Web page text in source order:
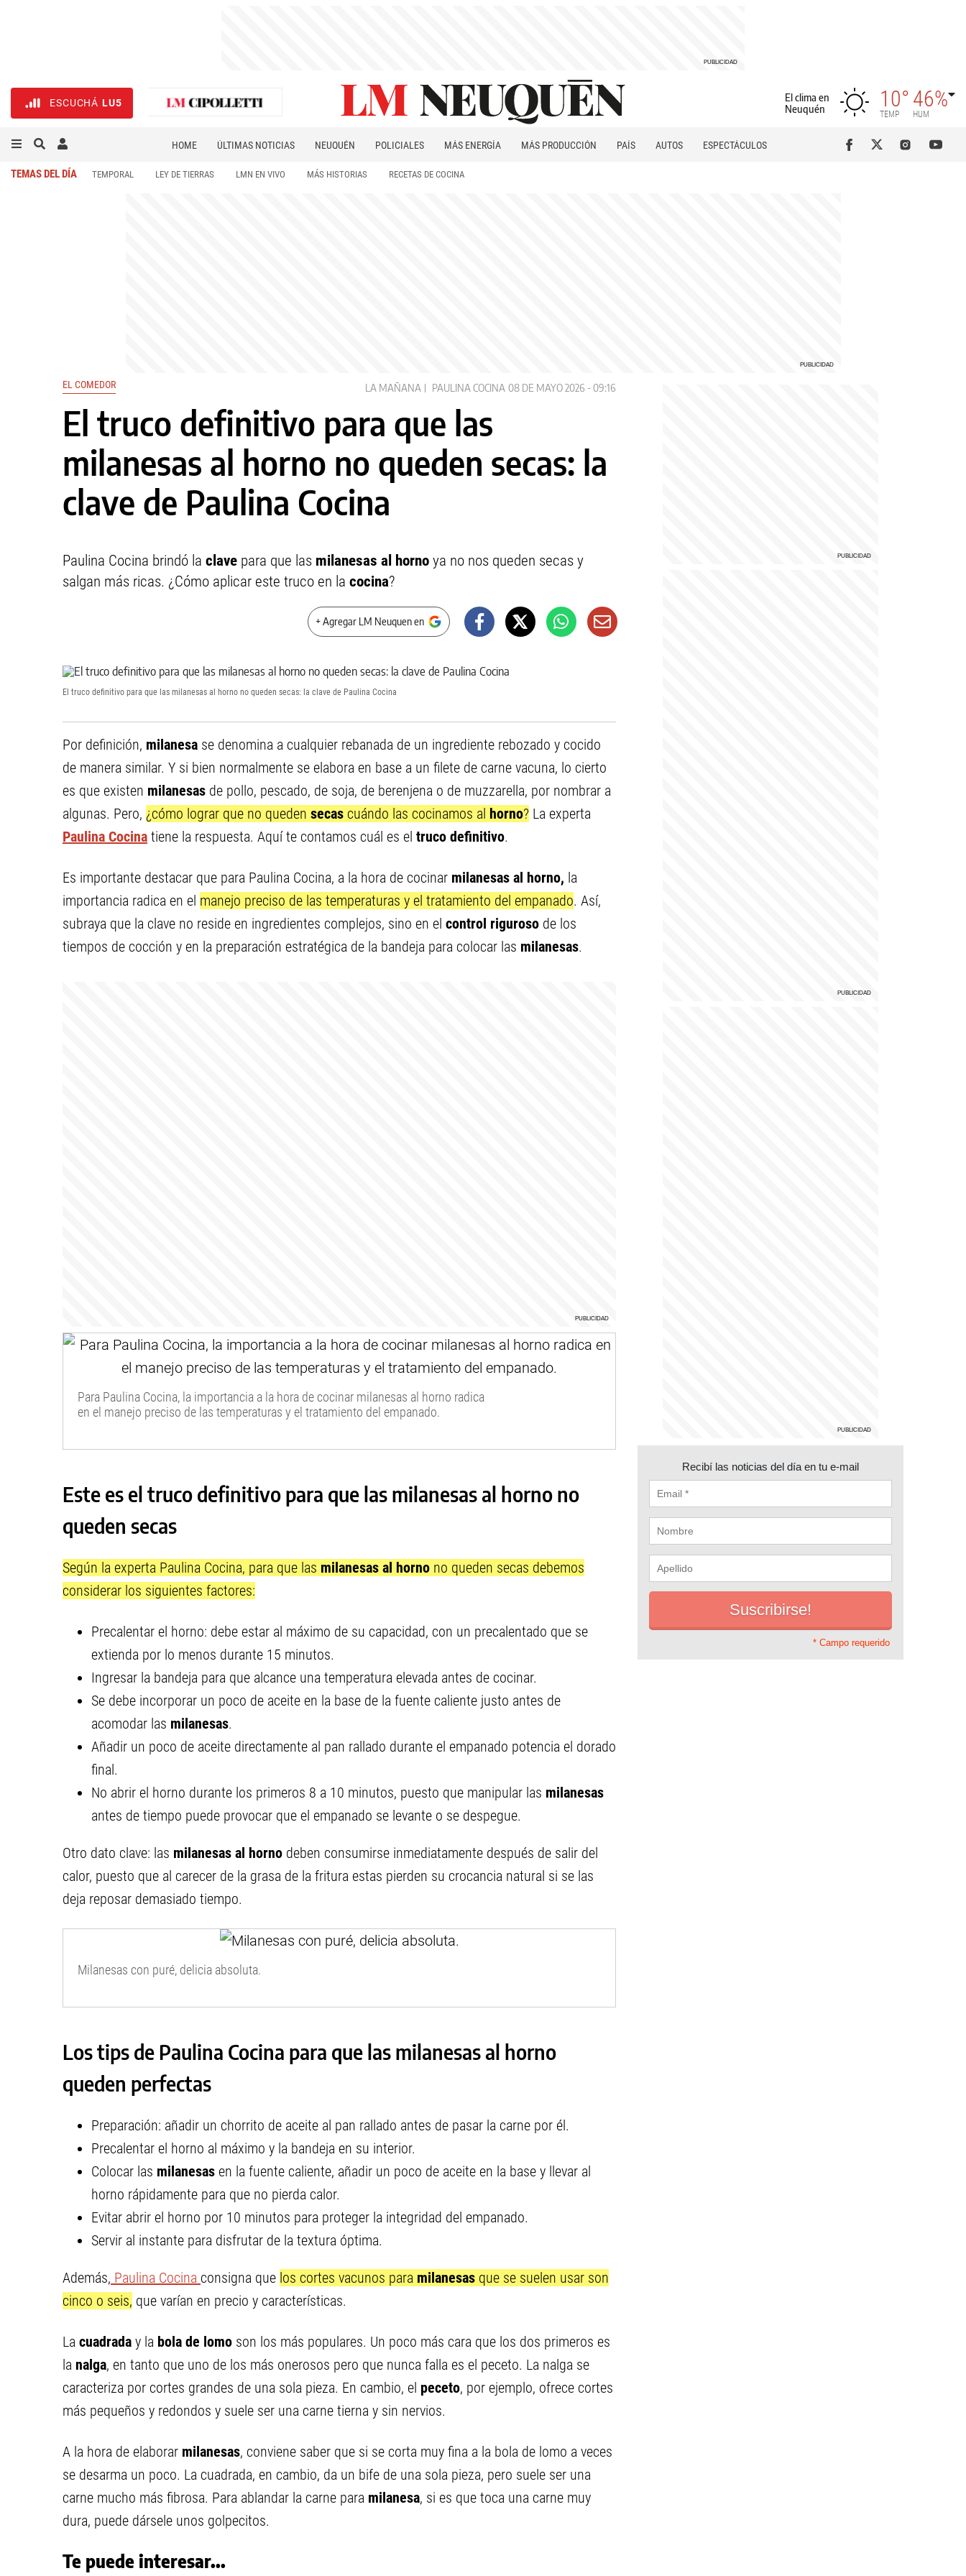
ESCUCHÁ LU5
El clima en
Neuquén
10°
TEMP
46%
HUM
HOME ÚLTIMAS NOTICIAS NEUQUÉN POLICIALES MÁS ENERGÍA MÁS PRODUCCIÓN PAÍS AUTOS
ESPECTÁCULOS
TEMAS DEL DÍA TEMPORAL LEY DE TIERRAS LMN EN VIVO MÁS HISTORIAS RECETAS DE COCINA
EL COMEDOR LA MAÑANA PAULINA COCINA 08 DE MAYO 2026 - 09:16
El truco definitivo para que las
milanesas al horno no queden secas: la
clave de Paulina Cocina
Paulina Cocina brindó la clave para que las milanesas al horno ya no nos queden secas y
salgan más ricas. ¿Cómo aplicar este truco en la cocina?
+ Agregar LM Neuquen en
El truco definitivo para que las milanesas al horno no queden secas: la clave de Paulina Cocina
Por definición, milanesa se denomina a cualquier rebanada de un ingrediente rebozado y cocido
de manera similar. Y si bien normalmente se elabora en base a un filete de carne vacuna, lo cierto
es que existen milanesas de pollo, pescado, de soja, de berenjena o de muzzarella, por nombrar a
algunas. Pero, ¿cómo lograr que no queden secas cuándo las cocinamos al horno? La experta
Paulina Cocina tiene la respuesta. Aquí te contamos cuál es el truco definitivo.
Es importante destacar que para Paulina Cocina, a la hora de cocinar milanesas al horno, la
importancia radica en el manejo preciso de las temperaturas y el tratamiento del empanado. Así,
subraya que la clave no reside en ingredientes complejos, sino en el control riguroso de los
tiempos de cocción y en la preparación estratégica de la bandeja para colocar las milanesas.
Para Paulina Cocina, la importancia a la hora de cocinar milanesas al horno radica
en el manejo preciso de las temperaturas y el tratamiento del empanado.
Este es el truco definitivo para que las milanesas al horno no
queden secas
Según la experta Paulina Cocina, para que las milanesas al horno no queden secas debemos
considerar los siguientes factores:
Precalentar el horno: debe estar al máximo de su capacidad, con un precalentado que se
extienda por lo menos durante 15 minutos.
Ingresar la bandeja para que alcance una temperatura elevada antes de cocinar.
Se debe incorporar un poco de aceite en la base de la fuente caliente justo antes de
acomodar las milanesas.
Añadir un poco de aceite directamente al pan rallado durante el empanado potencia el dorado
final.
No abrir el horno durante los primeros 8 a 10 minutos, puesto que manipular las milanesas
antes de tiempo puede provocar que el empanado se levante o se despegue.
Otro dato clave: las milanesas al horno deben consumirse inmediatamente después de salir del
calor, puesto que al carecer de la grasa de la fritura estas pierden su crocancia natural si se las
deja reposar demasiado tiempo.
Milanesas con puré, delicia absoluta.
Los tips de Paulina Cocina para que las milanesas al horno
queden perfectas
Preparación: añadir un chorrito de aceite al pan rallado antes de pasar la carne por él.
Precalentar el horno al máximo y la bandeja en su interior.
Colocar las milanesas en la fuente caliente, añadir un poco de aceite en la base y llevar al
horno rápidamente para que no pierda calor.
Evitar abrir el horno por 10 minutos para proteger la integridad del empanado.
Servir al instante para disfrutar de la textura óptima.
Además, Paulina Cocina consigna que los cortes vacunos para milanesas que se suelen usar son
cinco o seis, que varían en precio y características.
La cuadrada y la bola de lomo son los más populares. Un poco más cara que los dos primeros es
la nalga, en tanto que uno de los más onerosos pero que nunca falla es el peceto. La nalga se
caracteriza por cortes grandes de una sola pieza. En cambio, el peceto, por ejemplo, ofrece cortes
más pequeños y redondos y suele ser una carne tierna y sin nervios.
A la hora de elaborar milanesas, conviene saber que si se corta muy fina a la bola de lomo a veces
se desarma un poco. La cuadrada, en cambio, da un bife de una sola pieza, pero suele ser una
carne mucho más fibrosa. Para ablandar la carne para milanesa, si es que toca una carne muy
dura, puede dársele unos golpecitos.
Te puede interesar...
Recibí las noticias del día en tu e-mail
* Campo requerido